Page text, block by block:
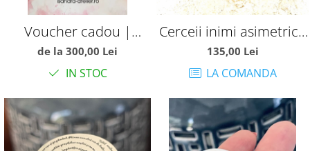
Voucher cadou |
Isandra Atelier
de la 300,00 Lei
IN STOC
Cerceii inimi asimetrice
rosii
135,00 Lei
LA COMANDA